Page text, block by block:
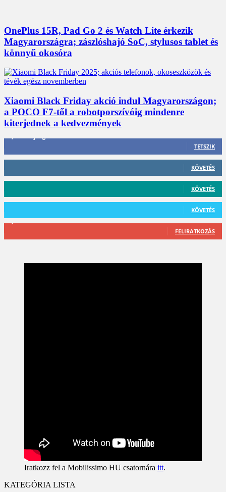
OnePlus 15R, Pad Go 2 és Watch Lite érkezik
Magyarországra; zászlóshajó SoC, stylusos tablet és
könnyű okosóra
Xiaomi Black Friday akció indul Magyarországon;
a POCO F7-től a robotporszívóig mindenre
kiterjednek a kedvezmények
TETSZIK
412 Követő
KÖVETÉS
59 Követő
KÖVETÉS
101 Követő
KÖVETÉS
2,589 Feliratkozó
FELIRATKOZÁS
Iratkozz fel a Mobilissimo HU csatornára itt.
KATEGÓRIA LISTA